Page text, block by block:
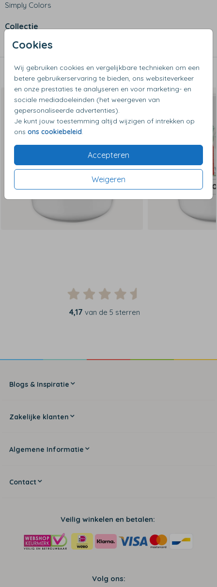
Cookies
Wij gebruiken cookies en vergelijkbare technieken om een
betere gebruikerservaring te bieden, ons websiteverkeer
en onze prestaties te analyseren en voor marketing- en
sociale mediadoeleinden (het weergeven van
gepersonaliseerde advertenties).
Je kunt jouw toestemming altijd wijzigen of intrekken op
ons ons cookiebeleid.
Accepteren
Weigeren
Simply Colors
Collectie
Bekertjes
Dit vind je misschien ook leuk
4,17 van de 5 sterren
Blogs & Inspiratie
Zakelijke klanten
Algemene Informatie
Contact
Veilig winkelen en betalen:
Volg ons: